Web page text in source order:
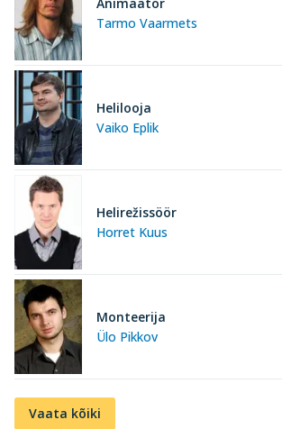
Tarmo Vaarmets
Vaiko Eplik
Helilooja
Horret Kuus
Helirežissöör
Ülo Pikkov
Monteerija
Vaata kõiki